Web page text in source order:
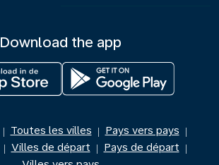
Download the app
| Toutes les villes | Pays vers pays |
| Villes de départ | Pays de départ |